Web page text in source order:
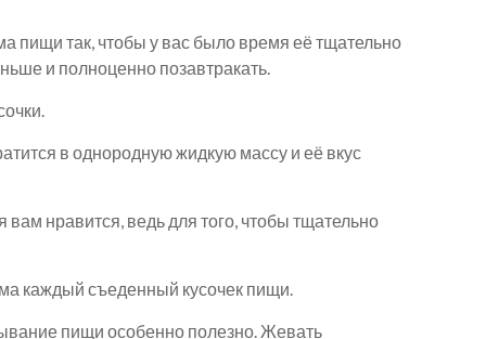
пищи так, чтобы у вас было время её тщательно
и полноценно позавтракать.
в однородную жидкую массу и её вкус
нравится, ведь для того, чтобы тщательно
каждый съеденный кусочек пищи.
пищи особенно полезно. Жевать